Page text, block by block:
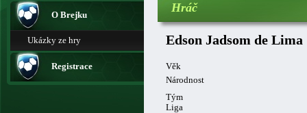
O Brejku
Ukázky ze hry
Registrace
Hráč
Edson Jadsom de Lima
Věk
Národnost
Tým
Liga